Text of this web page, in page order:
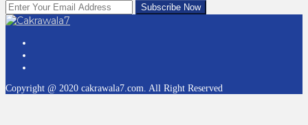
Copyright @ 2020 cakrawala7.com. All Right Reserved